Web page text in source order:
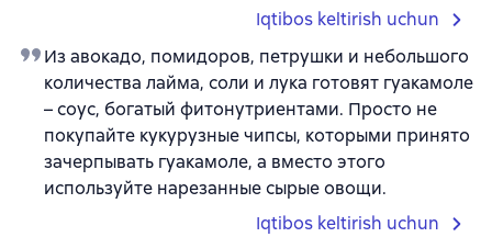
Iqtibos keltirish uchun
Из авокадо, помидоров, петрушки и небольшого
количества лайма, соли и лука готовят гуакамоле
– соус, богатый фитонутриентами. Просто не
покупайте кукурузные чипсы, которыми принято
зачерпывать гуакамоле, а вместо этого
используйте нарезанные сырые овощи.
Iqtibos keltirish uchun